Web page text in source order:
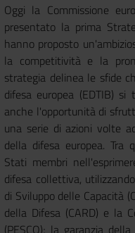
Oggi la Commissione
presentato la prima
hanno proposto
la competitività e la
strategia delinea le sfide
difesa europea (EDTIB)
anche l'opportunità di
una serie di azioni volte
della difesa europea. Tra
Stati membri
difesa collettiva,
di Sviluppo delle Capacità
della Difesa (CARD) e la
(PESCO); la garanzia